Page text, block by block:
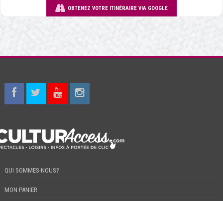
OBTENEZ VOTRE ITINÉRAIRE VIA GOOGLE
QUI SOMMES-NOUS?
MON PANIER